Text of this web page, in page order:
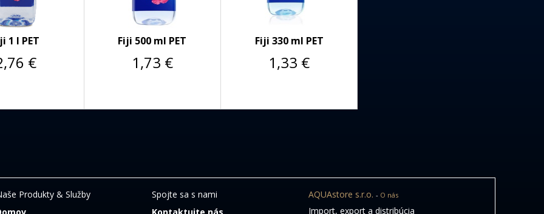
1 l PET
€
Fiji 500 ml PET
1,73 €
Fiji 330 ml PET
1,33 €
Produkty & Služby
Spojte sa s nami
AQUAstore s.r.o. - O nás
Import, export a distribúcia